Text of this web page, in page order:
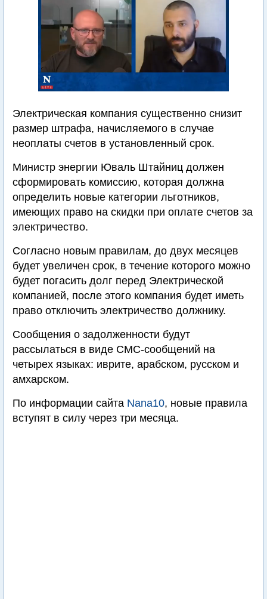
Электрическая компания существенно снизит
размер штрафа, начисляемого в случае
неоплаты счетов в установленный срок.
Министр энергии Юваль Штайниц должен
сформировать комиссию, которая должна
определить новые категории льготников,
имеющих право на скидки при оплате счетов за
электричество.
Согласно новым правилам, до двух месяцев
будет увеличен срок, в течение которого можно
будет погасить долг перед Электрической
компанией, после этого компания будет иметь
право отключить электричество должнику.
Сообщения о задолженности будут
рассылаться в виде СМС-сообщений на
четырех языках: иврите, арабском, русском и
амхарском.
По информации сайта Nana10, новые правила
вступят в силу через три месяца.